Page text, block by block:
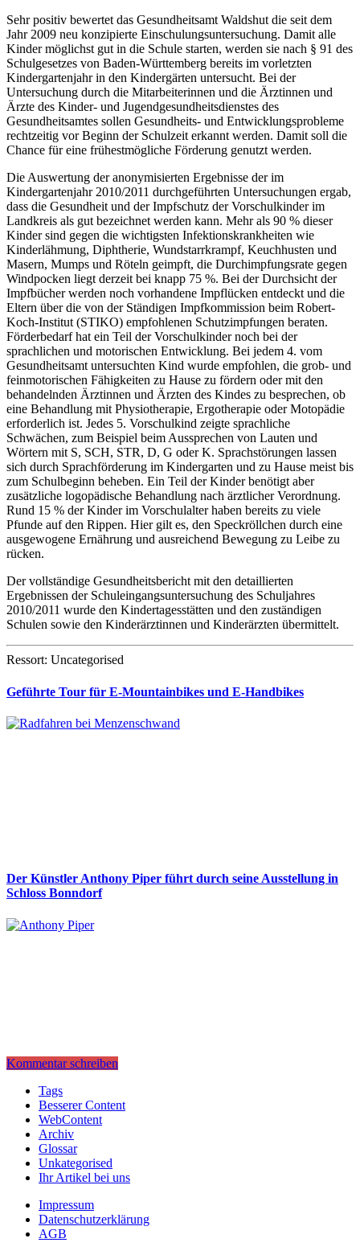
Sehr positiv bewertet das Gesundheitsamt Waldshut die seit dem
Jahr 2009 neu konzipierte Einschulungsuntersuchung. Damit alle
Kinder möglichst gut in die Schule starten, werden sie nach § 91 des
Schulgesetzes von Baden-Württemberg bereits im vorletzten
Kindergartenjahr in den Kindergärten untersucht. Bei der
Untersuchung durch die Mitarbeiterinnen und die Ärztinnen und
Ärzte des Kinder- und Jugendgesundheitsdienstes des
Gesundheitsamtes sollen Gesundheits- und Entwicklungsprobleme
rechtzeitig vor Beginn der Schulzeit erkannt werden. Damit soll die
Chance für eine frühestmögliche Förderung genutzt werden.
Die Auswertung der anonymisierten Ergebnisse der im
Kindergartenjahr 2010/2011 durchgeführten Untersuchungen ergab,
dass die Gesundheit und der Impfschutz der Vorschulkinder im
Landkreis als gut bezeichnet werden kann. Mehr als 90 % dieser
Kinder sind gegen die wichtigsten Infektionskrankheiten wie
Kinderlähmung, Diphtherie, Wundstarrkrampf, Keuchhusten und
Masern, Mumps und Röteln geimpft, die Durchimpfungsrate gegen
Windpocken liegt derzeit bei knapp 75 %. Bei der Durchsicht der
Impfbücher werden noch vorhandene Impflücken entdeckt und die
Eltern über die von der Ständigen Impfkommission beim Robert-
Koch-Institut (STIKO) empfohlenen Schutzimpfungen beraten.
Förderbedarf hat ein Teil der Vorschulkinder noch bei der
sprachlichen und motorischen Entwicklung. Bei jedem 4. vom
Gesundheitsamt untersuchten Kind wurde empfohlen, die grob- und
feinmotorischen Fähigkeiten zu Hause zu fördern oder mit den
behandelnden Ärztinnen und Ärzten des Kindes zu besprechen, ob
eine Behandlung mit Physiotherapie, Ergotherapie oder Motopädie
erforderlich ist. Jedes 5. Vorschulkind zeigte sprachliche
Schwächen, zum Beispiel beim Aussprechen von Lauten und
Wörtern mit S, SCH, STR, D, G oder K. Sprachstörungen lassen
sich durch Sprachförderung im Kindergarten und zu Hause meist bis
zum Schulbeginn beheben. Ein Teil der Kinder benötigt aber
zusätzliche logopädische Behandlung nach ärztlicher Verordnung.
Rund 15 % der Kinder im Vorschulalter haben bereits zu viele
Pfunde auf den Rippen. Hier gilt es, den Speckröllchen durch eine
ausgewogene Ernährung und ausreichend Bewegung zu Leibe zu
rücken.
Der vollständige Gesundheitsbericht mit den detaillierten
Ergebnissen der Schuleingangsuntersuchung des Schuljahres
2010/2011 wurde den Kindertagesstätten und den zuständigen
Schulen sowie den Kinderärztinnen und Kinderärzten übermittelt.
Ressort: Uncategorised
Geführte Tour für E-Mountainbikes und E-Handbikes
Der Künstler Anthony Piper führt durch seine Ausstellung in
Schloss Bonndorf
Kommentar schreiben
Tags
Besserer Content
WebContent
Archiv
Glossar
Unkategorised
Ihr Artikel bei uns
Impressum
Datenschutzerklärung
AGB